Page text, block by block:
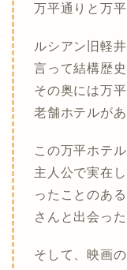
万平通りと万
ルシアン旧軽
言って結構歴
その奥には万
老舗ホテルがあ
この万平ホテ
主人公で実在
ったことのあ
さんと出会っ
そして、映画